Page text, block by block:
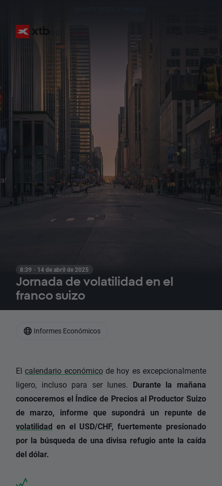
8:39 · 14 de abril de 2025
Jornada de volatilidad en el
franco suizo
Elcalendario económicode hoy es excepcionalmente
ligero, incluso para ser lunes. Durante la mañana
conoceremos el Índice de Precios al Productor Suizo
de marzo, informe que supondrá un repunte de
volatilidad en el USD/CHF, fuertemente presionado
por la búsqueda de una divisa refugio ante la caída
del dólar.
Informes Económicos